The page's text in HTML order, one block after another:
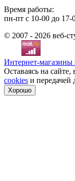
Время работы:
пн-пт с 10-00 до 17-
© 2007 - 2026 веб-
Интернет-магазины
Оставаясь на
cookies и передачей
Хорошо